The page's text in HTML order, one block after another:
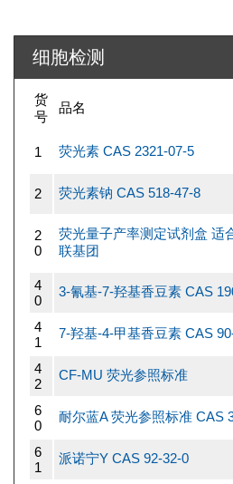
细胞检测
货
号
品名
1 荧光素 CAS 2321-07-5
2 荧光素钠 CAS 518-47-8
2
0
荧光量子产率测定试剂盒 适
联基团
4
0
3-氰基-7-羟基香豆素 CAS
4
1
7-羟基-4-甲基香豆素 CAS
4
2
CF-MU 荧光参照标准
6
0
耐尔蓝A 荧光参照标准 CAS
6
1
派诺宁Y CAS 92-32-0